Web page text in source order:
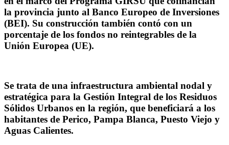
la provincia junto al Banco Europeo de Inversiones
(BEI). Su construcción también contó con un
porcentaje de los fondos no reintegrables de la
Unión Europea (UE).
Se trata de una infraestructura ambiental nodal y
estratégica para la Gestión Integral de los Residuos
Sólidos Urbanos en la región, que beneficiará a los
habitantes de Perico, Pampa Blanca, Puesto Viejo y
Aguas Calientes.